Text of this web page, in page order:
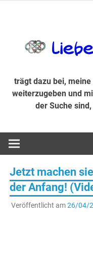
Suche
trägt dazu bei,
weiterzugeben und
der Suche
Jetzt machen
der Anfang!
Veröffentlicht am26/04/